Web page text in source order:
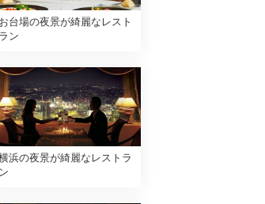
お台場の夜景が綺麗なレスト
ラン
浜の夜景が綺麗なレストラ
ン